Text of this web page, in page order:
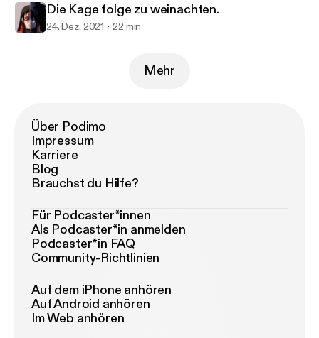
Die Kage folge zu weinachten.
24. Dez. 2021 22 min
Mehr
Über Podimo
Impressum
Karriere
Blog
Brauchst du Hilfe?
Für Podcaster*innen
Als Podcaster*in anmelden
Podcaster*in FAQ
Community-Richtlinien
Auf dem iPhone anhören
Auf Android anhören
Im Web anhören